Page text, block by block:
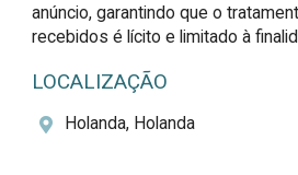
anúncio, garantindo que o
recebidos é lícito e limitado à
LOCALIZAÇÃO
Holanda, Holanda